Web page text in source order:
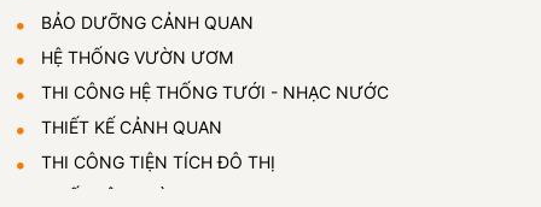
BẢO DƯỠNG CẢNH QUAN
HỆ THỐNG VƯỜN ƯƠM
THI CÔNG HỆ THỐNG TƯỚI - NHẠC NƯỚC
THIẾT KẾ CẢNH QUAN
THI CÔNG TIỆN TÍCH ĐÔ THỊ